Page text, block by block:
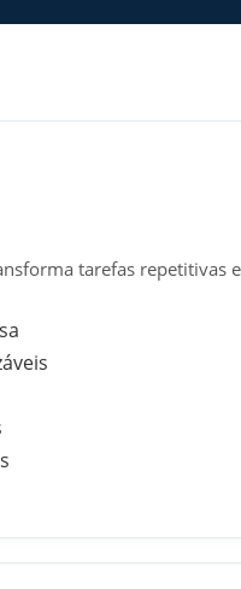
tarefas repetitivas